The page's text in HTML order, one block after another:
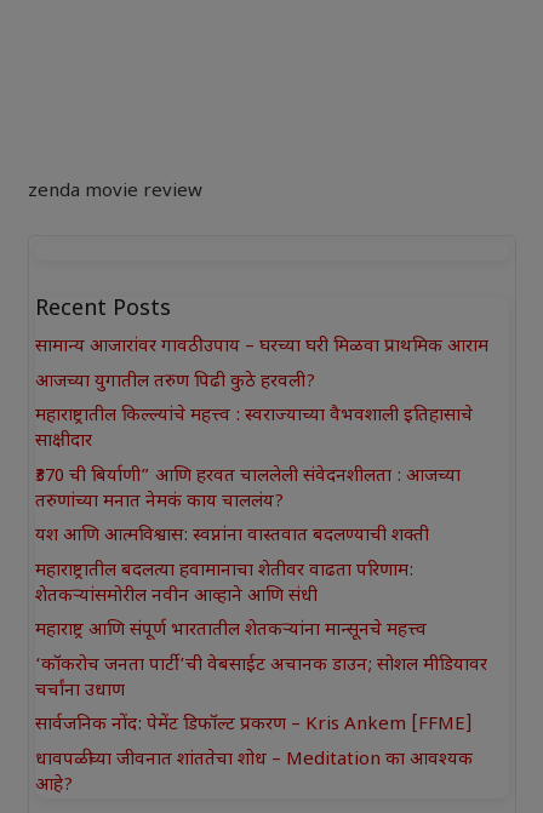
zenda movie review
Recent Posts
सामान्य आजारांवर गावठी उपाय – घरच्या घरी मिळवा प्राथमिक आराम
आजच्या युगातील तरुण पिढी कुठे हरवली?
महाराष्ट्रातील किल्ल्यांचे महत्त्व : स्वराज्याच्या वैभवशाली इतिहासाचे
साक्षीदार
₹370 ची बिर्याणी” आणि हरवत चाललेली संवेदनशीलता : आजच्या
तरुणांच्या मनात नेमकं काय चाललंय?
यश आणि आत्मविश्वास: स्वप्नांना वास्तवात बदलण्याची शक्ती
महाराष्ट्रातील बदलत्या हवामानाचा शेतीवर वाढता परिणाम:
शेतकऱ्यांसमोरील नवीन आव्हाने आणि संधी
महाराष्ट्र आणि संपूर्ण भारतातील शेतकऱ्यांना मान्सूनचे महत्त्व
‘कॉकरोच जनता पार्टी’ची वेबसाईट अचानक डाउन; सोशल मीडियावर
चर्चांना उधाण
सार्वजनिक नोंद: पेमेंट डिफॉल्ट प्रकरण – Kris Ankem [FFME]
धावपळीच्या जीवनात शांततेचा शोध – Meditation का आवश्यक
आहे?